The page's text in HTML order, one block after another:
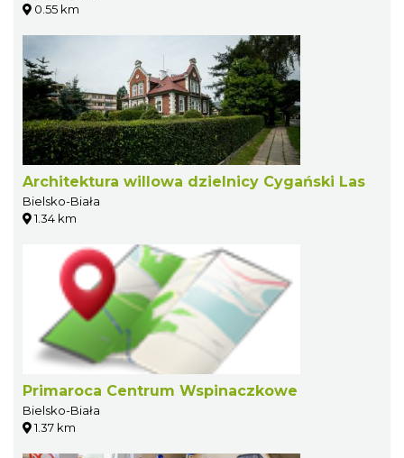
0.55 km
Architektura willowa dzielnicy Cygański Las
Bielsko-Biała
1.34 km
Primaroca Centrum Wspinaczkowe
Bielsko-Biała
1.37 km